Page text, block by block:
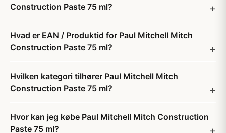
Construction Paste 75 ml?
Hvad er EAN / Produktid for Paul Mitchell Mitch
Construction Paste 75 ml?
Hvilken kategori tilhører Paul Mitchell Mitch
Construction Paste 75 ml?
Hvor kan jeg købe Paul Mitchell Mitch Construction
Paste 75 ml?